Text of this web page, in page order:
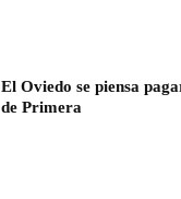
El Oviedo se piensa
de Primera